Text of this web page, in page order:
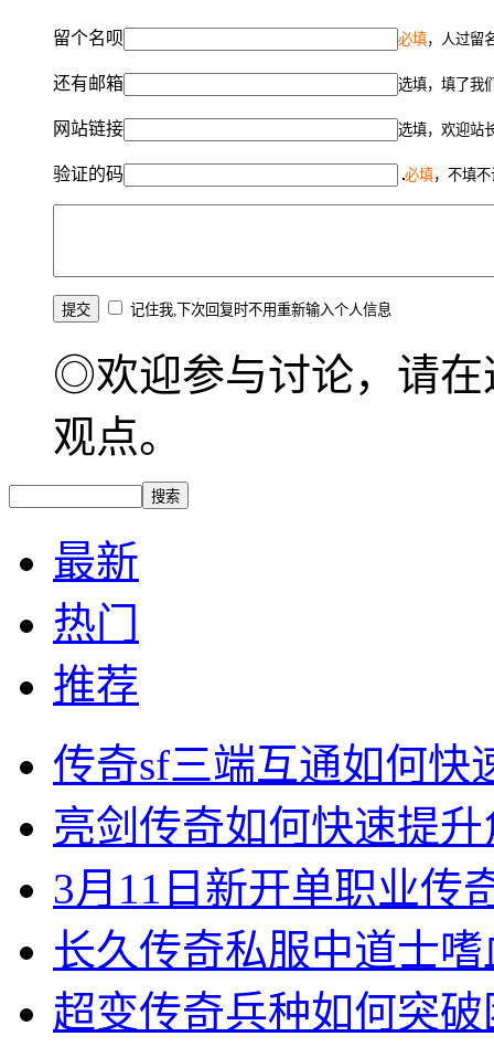
留个名呗 必填，人过留
还有邮箱 选填，填了我
网站链接 选填，欢迎站
验证的码 必填，不填
记住我,下次回复时不用重新输入个人信息
◎欢迎参与讨论，请在
观点。
最新
热门
推荐
传奇sf三端互通如何快
亮剑传奇如何快速提
3月11日新开单职业传
长久传奇私服中道士
超变传奇兵种如何突